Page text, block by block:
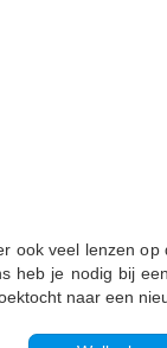
ook veel lenzen
heb je nodig bij
naar een